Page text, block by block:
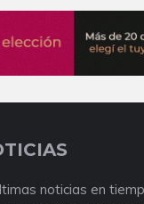
noticias en